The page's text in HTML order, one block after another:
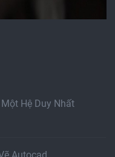
Hệ Duy Nhất